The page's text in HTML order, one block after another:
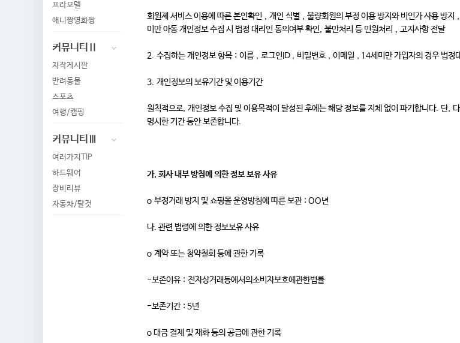
프라모델
애니짱영화짱
커뮤니티Ⅱ
자작게시판
반려동물
스포츠
여행/캠핑
커뮤니티Ⅲ
여러가지TIP
하드웨어
장비리뷰
자동차/탈것
회원제 서비스 이용에 따른 본인확인 , 개인 식별 , 불량회원의 부정 이용 방지와 비인가 사용 방
미만 아동 개인정보 수집 시 법정 대리인 동의여부 확인, 불만처리 등 민원처리 , 고지사항 전달
2. 수집하는 개인정보 항목 : 이름 , 로그인ID , 비밀번호 , 이메일 , 14세미만 가입자의 경우 법정
3. 개인정보의 보유기간 및 이용기간
원칙적으로, 개인정보 수집 및 이용목적이 달성된 후에는 해당 정보를 지체 없이 파기합니다. 단,
명시한 기간 동안 보존합니다.
가. 회사 내부 방침에 의한 정보 보유 사유
o 부정거래 방지 및 쇼핑몰 운영방침에 따른 보관 : OO년
나. 관련 법령에 의한 정보보유 사유
o 계약 또는 청약철회 등에 관한 기록
-보존이유 : 전자상거래등에서의소비자보호에관한법률
-보존기간 : 5년
o 대금 결제 및 재화 등의 공급에 관한 기록